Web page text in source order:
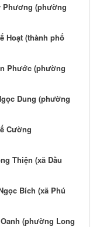
Phương (phường
Hoạt (thành phố
Phước (phường
Dung (phường
Cường
Thiện (xã Dầu
Bích (xã Phú
(phường Long